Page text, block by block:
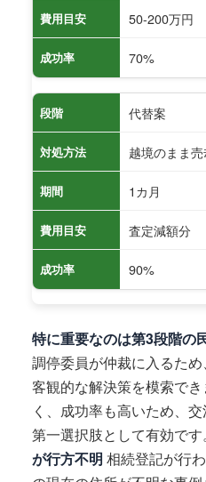
費用目安 50-200万円
成功率 70%
段階 代替案
対処方法 越境のまま売
期間 1カ月
費用目安 査定減額分
成功率 90%
特に重要なのは第3段階の
調停委員が仲裁に入るた
客観的な解決策を模索で
く、成功率も高いため、
第一選択肢として有効です
が行方不明 相続登記が行